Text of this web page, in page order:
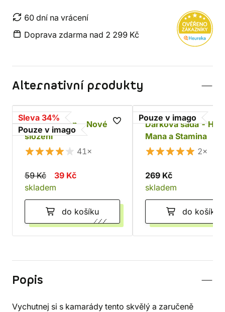
60 dní na vrácení
Doprava zdarma nad 2 299 Kč
Alternativní produkty
Sleva 34%
Pouze v imago
Health Potion - Nové
složení
41×
59 Kč
39 Kč
skladem
do košíku
Pouze v imago
Dárková sada -
Mana a Stamina
2×
269 Kč
skladem
do košíku
Popis
Vychutnej si s kamarády tento skvělý a zaručeně